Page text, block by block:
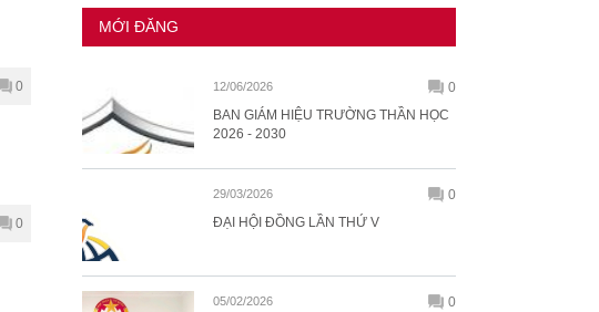
0
0
MỚI ĐĂNG
12/06/2026
0
BAN GIÁM HIỆU TRƯỜNG THẦN HỌC
2026 - 2030
29/03/2026
0
ĐẠI HỘI ĐỒNG LẦN THỨ V
05/02/2026
0